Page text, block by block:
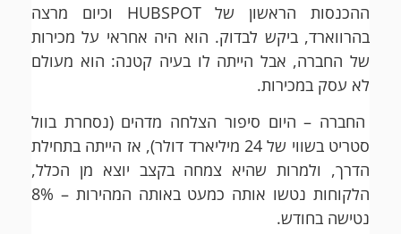
ההכנסות הראשון של HUBSPOT וכיום מרצה
בהרווארד, ביקש לבדוק. הוא היה אחראי על מכירות
של החברה, אבל הייתה לו בעיה קטנה: הוא מעולם
לא עסק במכירות.
החברה – היום סיפור הצלחה מדהים (נסחרת בוול
סטריט בשווי של 24 מיליארד דולר), אז הייתה בתחילת
הדרך, ולמרות שהיא צמחה בקצב יוצא מן הכלל,
הלקוחות נטשו אותה כמעט באותה המהירות – 8%
נטישה בחודש.